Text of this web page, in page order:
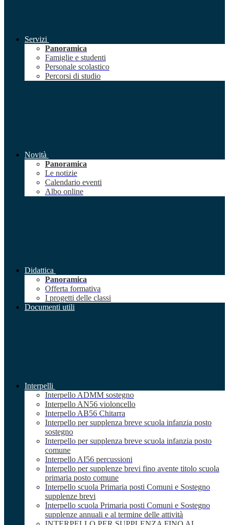
Servizi
Panoramica
Famiglie e studenti
Personale scolastico
Percorsi di studio
Novità
Panoramica
Le notizie
Calendario eventi
Albo online
Didattica
Panoramica
Offerta formativa
I progetti delle classi
Documenti utili
Interpelli
Interpello ADMM sostegno
Interpello AN56 violoncello
Interpello AB56 Chitarra
Interpello per supplenza breve scuola infanzia posto
sostegno
Interpello per supplenza breve scuola infanzia posto
comune
Interpello AI56 percussioni
Interpello per supplenze brevi fino avente titolo scuola
primaria posto comune
Interpello scuola Primaria posti Comuni e Sostegno
supplenze brevi
Interpello scuola Primaria posti Comuni e Sostegno
supplenze annuali e al termine delle attività